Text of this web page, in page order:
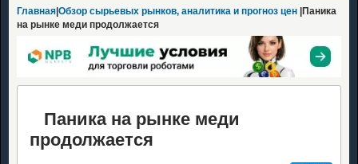
Главная Обзор сырьевых рынков, аналитика и прогноз цен |Паника
на рынке меди продолжается
Паника на рынке меди
продолжается